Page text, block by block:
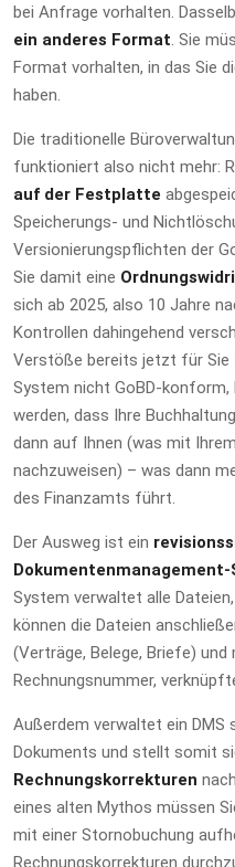
bei Anfrage vorhalten.
ein anderes Format. Sie
Format vorhalten, in das Sie
haben.
Die traditionelle
funktioniert also nicht mehr:
auf der Festplatte
Speicherungs- und
Versionierungspflichten der
Sie damit eine
sich ab 2025, also 10 Jahre
Kontrollen dahingehend
Verstöße bereits jetzt für Sie
System nicht GoBD-konform,
werden, dass Ihre
dann auf Ihnen (was mit
nachzuweisen) – was dann
des Finanzamts führt.
Der Ausweg ist ein
Dokumentenmanagement-
System verwaltet alle
können die Dateien
(Verträge, Belege, Briefe)
Rechnungsnummer,
Außerdem verwaltet ein DMS
Dokuments und stellt somit
Rechnungskorrekturen
eines alten Mythos müssen
mit einer Stornobuchung
Rechnungskorrekturen